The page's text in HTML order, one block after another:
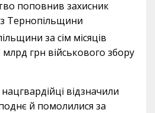
поповнив захисник
Тернопільщини
за сім місяців
грн військового збору
відзначили
й помолилися за